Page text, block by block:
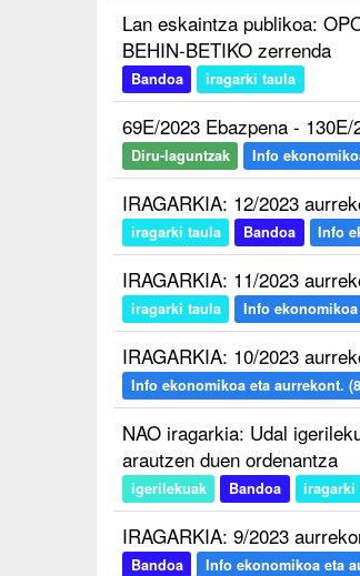
Lan eskaintza publikoa:
BEHIN-BETIKO zerrenda
Bandoa iragarki taula
69E/2023 Ebazpena -
Diru-laguntzak Info
IRAGARKIA: 12/2023
iragarki taula Bandoa Info
IRAGARKIA: 11/2023
iragarki taula Info
IRAGARKIA: 10/2023
Info ekonomikoa eta aurrekont.
NAO iragarkia: Udal
arautzen duen ordenantza
igerilekuak Bandoa iragarki
IRAGARKIA: 9/2023
Bandoa Info ekonomikoa eta